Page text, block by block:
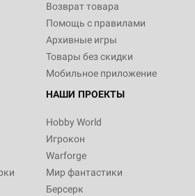
Возврат товара
Помощь с правилами
Архивные игры
Товары без скидки
Мобильное приложение
НАШИ ПРОЕКТЫ
Hobby World
Игрокон
Warforge
Мир фантастики
Берсерк